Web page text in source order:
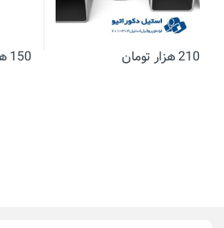
210هزار تومان 150